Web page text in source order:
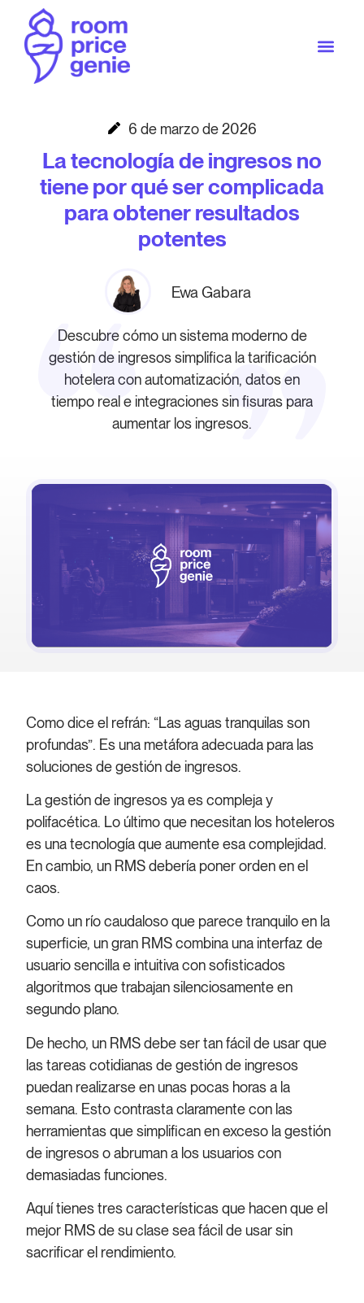
6 de marzo de 2026
La tecnología de ingresos no
tiene por qué ser complicada
para obtener resultados
potentes
Ewa Gabara
Descubre cómo un sistema moderno de
gestión de ingresos simplifica la tarificación
hotelera con automatización, datos en
tiempo real e integraciones sin fisuras para
aumentar los ingresos.
Como dice el refrán: “Las aguas tranquilas son
profundas”. Es una metáfora adecuada para las
soluciones de gestión de ingresos.
La gestión de ingresos ya es compleja y
polifacética. Lo último que necesitan los hoteleros
es una tecnología que aumente esa complejidad.
En cambio, un RMS debería poner orden en el
caos.
Como un río caudaloso que parece tranquilo en la
superficie, un gran RMS combina una interfaz de
usuario sencilla e intuitiva con sofisticados
algoritmos que trabajan silenciosamente en
segundo plano.
De hecho, un RMS debe ser tan fácil de usar que
las tareas cotidianas de gestión de ingresos
puedan realizarse en unas pocas horas a la
semana. Esto contrasta claramente con las
herramientas que simplifican en exceso la gestión
de ingresos o abruman a los usuarios con
demasiadas funciones.
Aquí tienes tres características que hacen que el
mejor RMS de su clase sea fácil de usar sin
sacrificar el rendimiento.